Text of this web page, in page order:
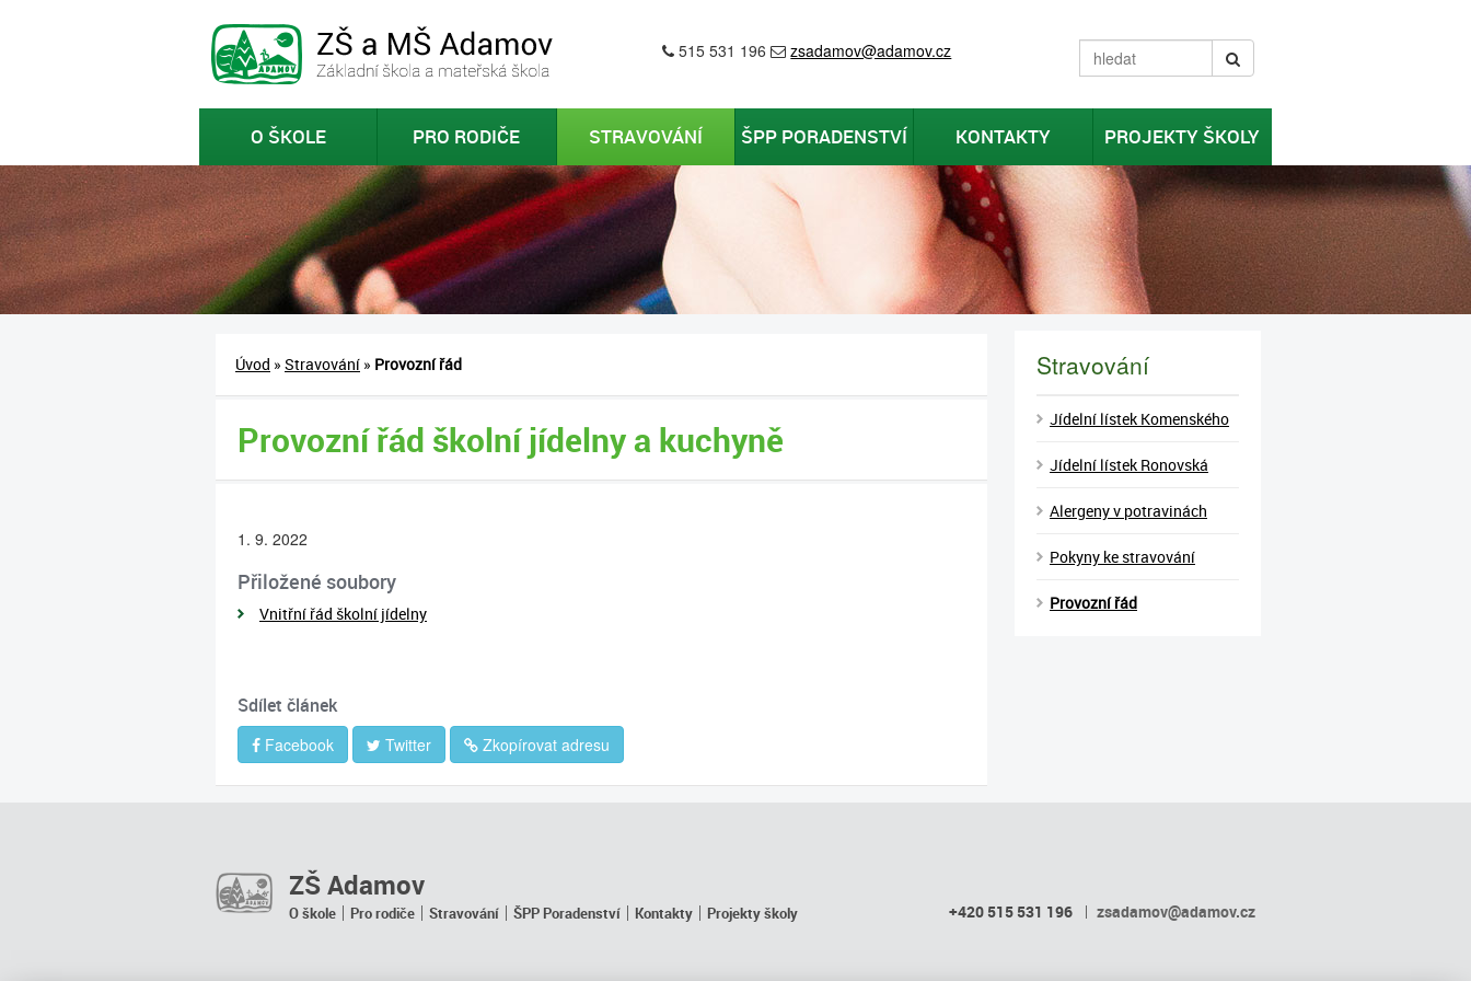
515 531 196 zsadamov@adamov.cz
O ŠKOLE PRO RODIČE STRAVOVÁNÍ ŠPP PORADENSTVÍ KONTAKTY PROJEKTY ŠKOLY
Úvod » Stravování » Provozní řád
Provozní řád školní jídelny a kuchyně
1. 9. 2022
Přiložené soubory
Vnitřní řád školní jídelny
Sdílet článek
Facebook Twitter Zkopírovat adresu
Stravování
Jídelní lístek Komenského
Jídelní lístek Ronovská
Alergeny v potravinách
Pokyny ke stravování
Provozní řád
ZŠ Adamov
O škole Pro rodiče Stravování ŠPP Poradenství Kontakty Projekty školy +420 515 531 196 zsadamov@adamov.cz